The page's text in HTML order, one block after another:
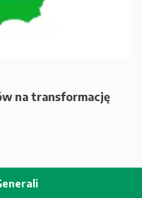
na transformację